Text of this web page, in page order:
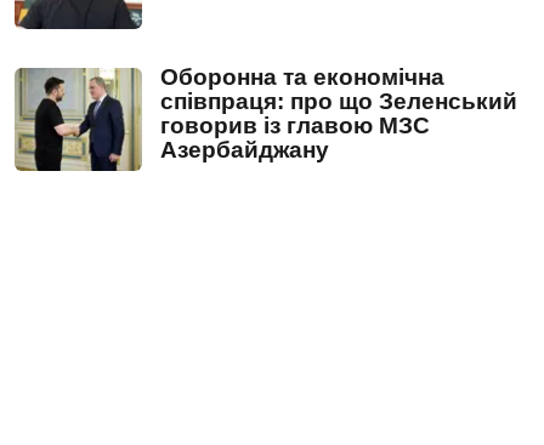
Оборонна та економічна
співпраця: про що Зеленський
говорив із главою МЗС
Азербайджану